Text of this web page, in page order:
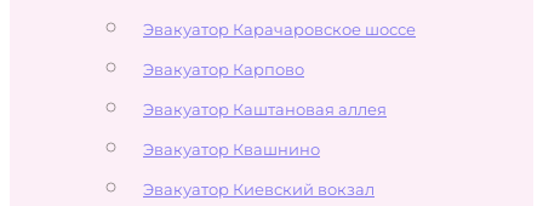
Эвакуатор Карачаровское шоссе
Эвакуатор Карпово
Эвакуатор Каштановая аллея
Эвакуатор Квашнино
Эвакуатор Киевский вокзал